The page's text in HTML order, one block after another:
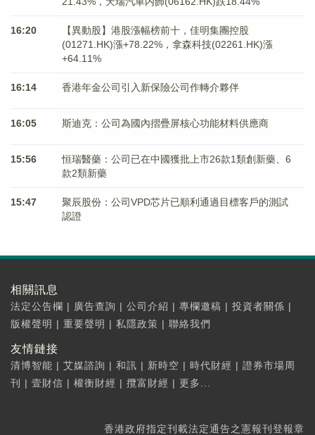
16:20
【異動股】港股漲幅榜前十，佳明集團控股
(01271.HK)漲+78.22%，拿森科技(02261.HK)漲
+64.11%
16:14 香港年金公司引入新保險公司作轉介夥伴
16:05 斯迪克：公司為國內摺疊屏核心功能材料供應商
15:56
恒瑞醫藥：公司已在中國獲批上市26款1類創新藥、6
款2類新藥
15:47
聚辰股份：公司VPD芯片已順利通過目標客戶的測試
認證
相關訊息
法定公告欄 | 廣告查詢 | 公司介紹 | 專欄邀稿 | 投資者關係 |
版權聲明 | 重要聲明 | 私隱政策 | 聯絡我們
友情鏈接
清博智能 | 艾媒諮詢 | 和訊 | 新時空 | 時代財經 | 證券市場周
刊
| 壹財信 | 權衡財經 | 攬富財經 | 更多...
香港政府指定刊載法定通告之憲報刊登報章